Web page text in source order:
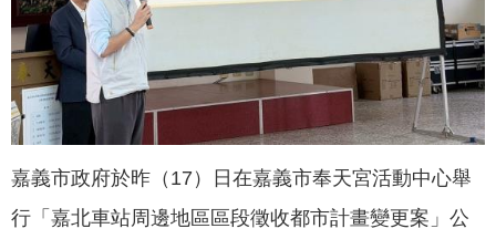
機
關
網
站
便
民
務
嘉義市政府於昨（17）日在嘉義市奉天宮活動中心舉
行「嘉北車站周邊地區區段徵收都市計畫變更案」公